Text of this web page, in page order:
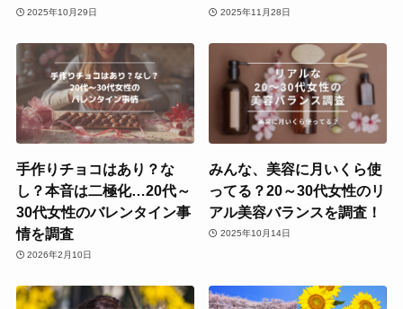
2025年10月29日 2025年11月28日
手作りチョコはあり？な
し？本音は二極化…20代～
30代女性のバレンタイン事
情を調査
2026年2月10日
みんな、美容に月いくら使
ってる？20～30代女性のリ
アル美容バランスを調査！
2025年10月14日